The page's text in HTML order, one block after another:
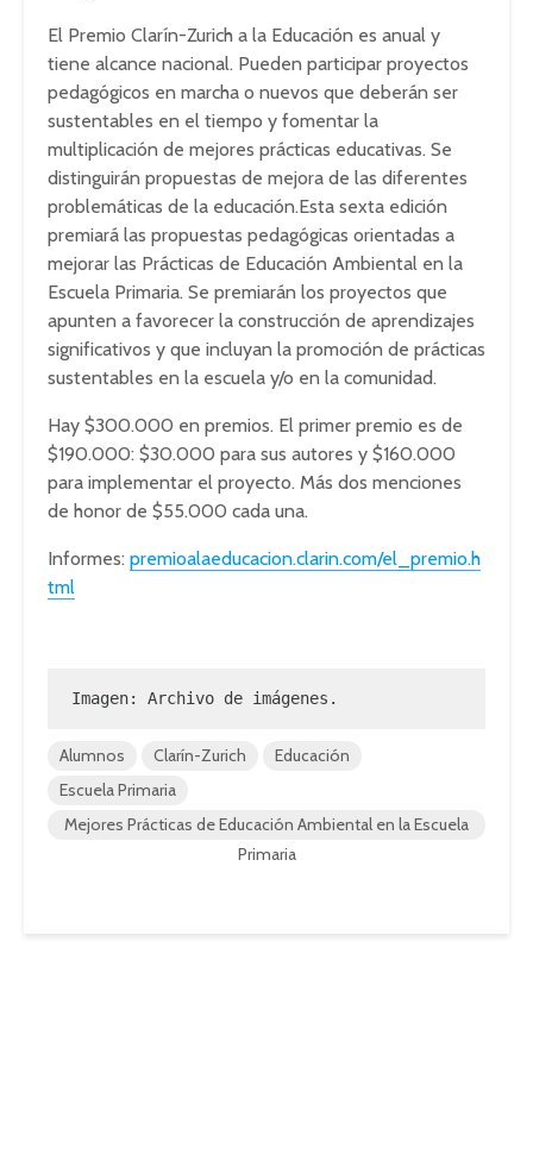
El Premio Clarín-Zurich a la Educación es anual y
tiene alcance nacional. Pueden participar proyectos
pedagógicos en marcha o nuevos que deberán ser
sustentables en el tiempo y fomentar la
multiplicación de mejores prácticas educativas. Se
distinguirán propuestas de mejora de las diferentes
problemáticas de la educación.Esta sexta edición
premiará las propuestas pedagógicas orientadas a
mejorar las Prácticas de Educación Ambiental en la
Escuela Primaria. Se premiarán los proyectos que
apunten a favorecer la construcción de aprendizajes
significativos y que incluyan la promoción de prácticas
sustentables en la escuela y/o en la comunidad.
Hay $300.000 en premios. El primer premio es de
$190.000: $30.000 para sus autores y $160.000
para implementar el proyecto. Más dos menciones
de honor de $55.000 cada una.
Informes: premioalaeducacion.clarin.com/el_premio.h
tml
Imagen: Archivo de imágenes.
Alumnos Clarín-Zurich
Educación
Escuela Primaria
Mejores Prácticas de Educación Ambiental en la Escuela
Primaria